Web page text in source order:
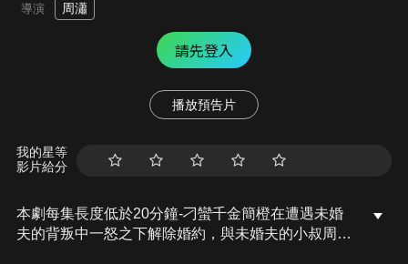
導演 周瀟
請先登入
播放預告片
我的星等
影片給分
本劇每集長度低於20分鐘-刁蠻千金簡橙在遭遇未婚
夫的背叛中一怒之下解除婚約，與未婚夫的小叔周庭